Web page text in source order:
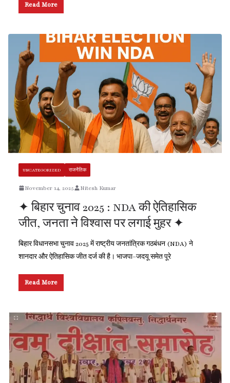
Read More
UNCATEGORIZED राजनैतिक
November 14, 2025 Nitesh Kumar
✦ बिहार चुनाव 2025 : NDA की ऐतिहासिक
जीत, जनता ने विश्वास पर लगाई मुहर ✦
बिहार विधानसभा चुनाव 2025 में राष्ट्रीय जनतांत्रिक गठबंधन (NDA) ने
शानदार और ऐतिहासिक जीत दर्ज की है। भाजपा–जदयू समेत पूरे
Read More